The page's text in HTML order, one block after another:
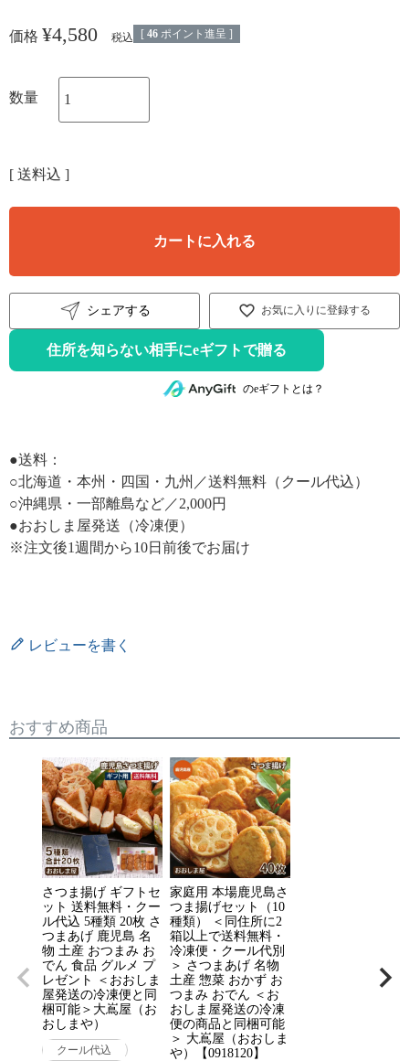
価格 ¥4,580 税込 [ 46 ポイント進呈 ]
送料込
お気に入りに登録する
カートに入れる
住所を知らない相手にeギフトで贈る
のeギフトとは？
シェアする
●送料：
○北海道・本州・四国・九州／送料無料（クール代込）
○沖縄県・一部離島など／2,000円
●おおしま屋発送（冷凍便）
※注文後1週間から10日前後でお届け
レビューを書く
おすすめ商品
さつま揚げ ギフトセ
ット 送料無料・クー
ル代込 5種類 20枚 さ
つまあげ 鹿児島 名
物 土産 おつまみ お
でん 食品 グルメ プ
レゼント ＜おおしま
屋発送の冷凍便と同
梱可能＞大嶌屋（お
おしまや）
クール代込
家庭用 本場鹿児島さ
つま揚げセット（10
種類） ＜同住所に2
箱以上で送料無料・
冷凍便・クール代別
＞ さつまあげ 名物
土産 惣菜 おかず お
つまみ おでん ＜お
おしま屋発送の冷凍
便の商品と同梱可能
＞ 大嶌屋（おおしま
や）【0918120】